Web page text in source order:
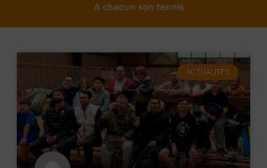
A chacun son tennis
ACTUALITÉS